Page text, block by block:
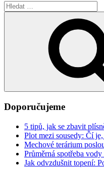
Hledat:
Doporučujeme
5 tipů, jak se zbavit
Plot mezi sousedy: Čí
Mechové terárium
Průměrná spotřeba
Jak odvzdušnit topení: